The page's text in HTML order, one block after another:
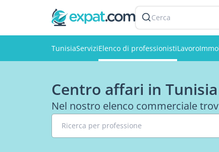
Cerca
TunisiaServiziElenco di professionistiLavoro
Centro affari in Tunisia
Nel nostro elenco commerciale
Ricerca per professione